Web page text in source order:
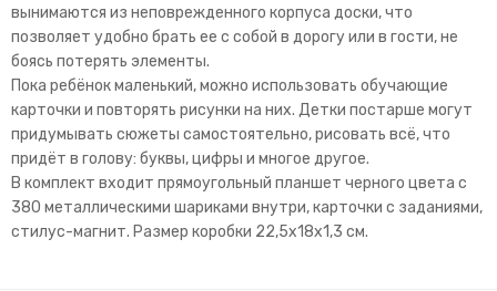
вынимаются из неповрежденного корпуса доски, что
позволяет удобно брать ее с собой в дорогу или в гости, не
боясь потерять элементы.
Пока ребёнок маленький, можно использовать обучающие
карточки и повторять рисунки на них. Детки постарше могут
придумывать сюжеты самостоятельно, рисовать всё, что
придёт в голову: буквы, цифры и многое другое.
В комплект входит прямоугольный планшет черного цвета с
380 металлическими шариками внутри, карточки с заданиями,
стилус-магнит. Размер коробки 22,5х18х1,3 см.